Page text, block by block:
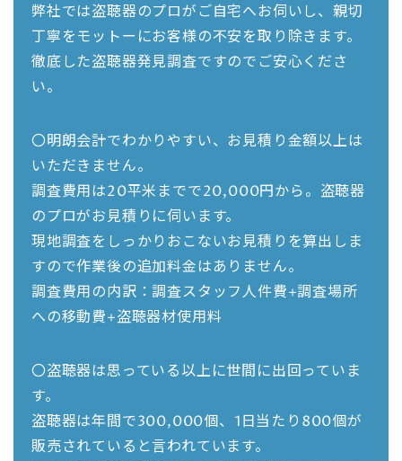
弊社では盗聴器のプロがご自宅へお伺いし、親切
丁寧をモットーにお客様の不安を取り除きます。
徹底した盗聴器発見調査ですのでご安心くださ
い。
〇明朗会計でわかりやすい、お見積り金額以上は
いただきません。
調査費用は20平米までで20,000円から。盗聴器
のプロがお見積りに伺います。
現地調査をしっかりおこないお見積りを算出しま
すので作業後の追加料金はありません。
調査費用の内訳：調査スタッフ人件費+調査場所
への移動費+盗聴器材使用料
〇盗聴器は思っている以上に世間に出回っていま
す。
盗聴器は年間で300,000個、1日当たり800個が
販売されていると言われています。